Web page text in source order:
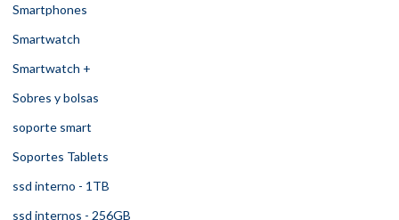
Smartphones
Smartwatch
Smartwatch +
Sobres y bolsas
soporte smart
Soportes Tablets
ssd interno - 1TB
ssd internos - 256GB